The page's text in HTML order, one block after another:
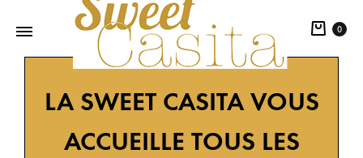
Casita
design
nature,
0
LA SWEET CASITA VOUS
ACCUEILLE TOUS LES